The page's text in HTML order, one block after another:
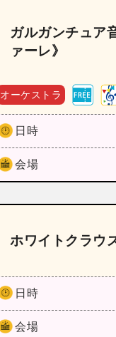
ガルガンチュア
ァーレ》
オーケストラ
日時
会場
ホワイトクラウ
日時
会場